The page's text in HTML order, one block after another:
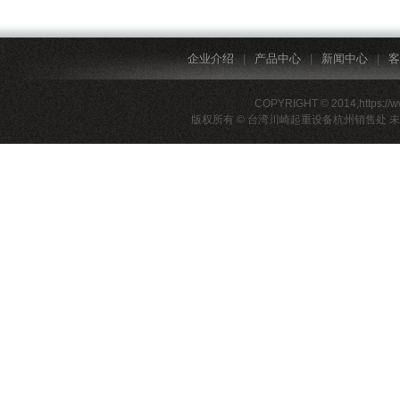
企业介绍 产品中心 新闻中心
COPYRIGHT © 2014,https://
版权所有 © 台湾川崎起重设备杭州销售处